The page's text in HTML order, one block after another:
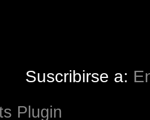
Suscribirse a: